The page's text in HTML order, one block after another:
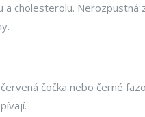
a cholesterolu. Nerozpustná
čočka nebo černé